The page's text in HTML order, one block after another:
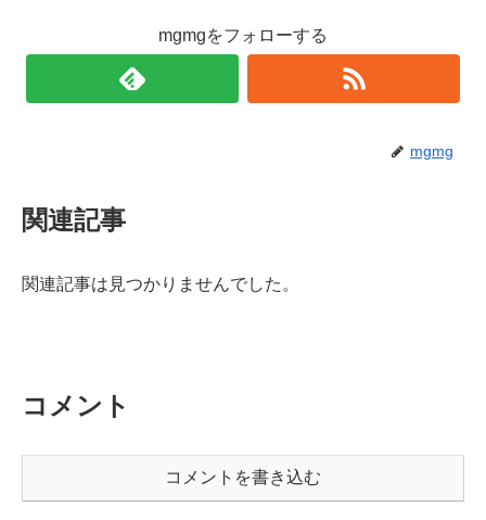
mgmgをフォローする
mgmg
関連記事
関連記事は見つかりませんでした。
コメント
コメントを書き込む